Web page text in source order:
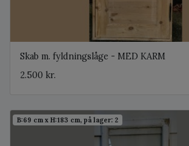
Skab m. fyldningslåge - MED KARM
2.500 kr.
B:69 cm x H:183 cm, på lager: 2